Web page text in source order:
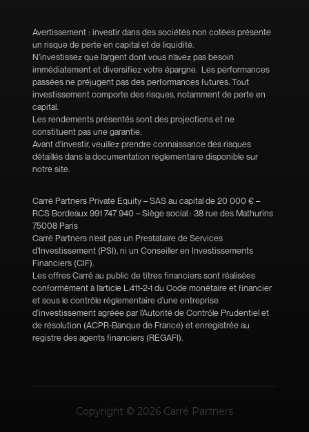
Avertissement : investir dans des sociétés non cotées présente
un risque de perte en capital et de liquidité.
N’investissez que l’argent dont vous n’avez pas besoin
immédiatement et diversifiez votre épargne. Les performances
passées ne préjugent pas des performances futures. Tout
investissement comporte des risques, notamment de perte en
capital.
Les rendements présentés sont des projections et ne
constituent pas une garantie.
Avant d'investir, veuillez prendre connaissance des risques
détaillés dans la documentation réglementaire disponible sur
notre site.
Carré Partners Private Equity – SAS au capital de 20 000 € –
RCS Bordeaux 991 747 940 – Siège social : 38 rue des Mathurins
75008 Paris
Carré Partners n’est pas un Prestataire de Services
d’Investissement (PSI), ni un Conseiller en Investissements
Financiers (CIF).
Les offres Carré au public de titres financiers sont réalisées
conformément à l’article L.411-2-1 du Code monétaire et financier
et sous le contrôle réglementaire d'une entreprise
d'investissement agréée par l’Autorité de Contrôle Prudentiel et
de résolution (ACPR-Banque de France) et enregistrée au
registre des agents financiers (REGAFI).
Copyright © 2026 Carré Partners